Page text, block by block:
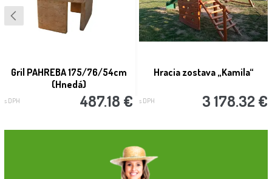
Gril PAHREBA 175/76/54cm
(Hnedá)
s DPH 487.18 €
Hracia zostava „Kamila“
s DPH 3 178.32 €